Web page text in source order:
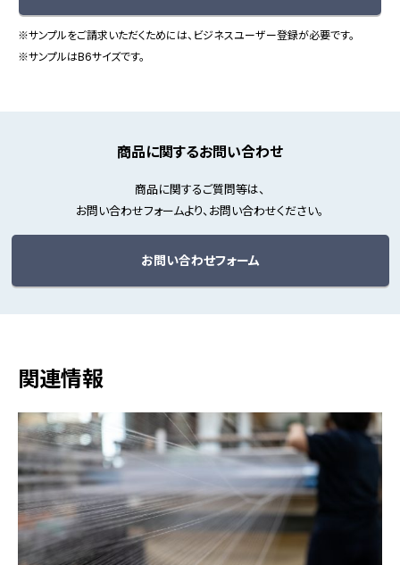
※サンプルをご請求いただくためには、ビジネスユーザー登録が必要です。
※サンプルはB6サイズです。
商品に関するお問い合わせ
商品に関するご質問等は、
お問い合わせフォームより、お問い合わせください。
お問い合わせフォーム
関連情報